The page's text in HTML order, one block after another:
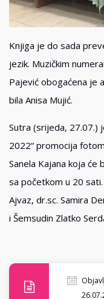
Knjiga je do sada
jezik. Muzičkim
Pajević obogaćena je
bila Anisa Mujić.
Sutra (srijeda, 27.07.)
2022“ promocija
Sanela Kajana koja
sa početkom u 20
Ajvaz, dr.sc. Samira
i Šemsudin Zlatko